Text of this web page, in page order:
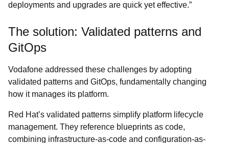
deployments and upgrades are quick yet effective.”
The solution: Validated patterns and
GitOps
Vodafone addressed these challenges by adopting
validated patterns and GitOps, fundamentally changing
how it manages its platform.
Red Hat’s validated patterns simplify platform lifecycle
management. They reference blueprints as code,
combining infrastructure-as-code and configuration-as-